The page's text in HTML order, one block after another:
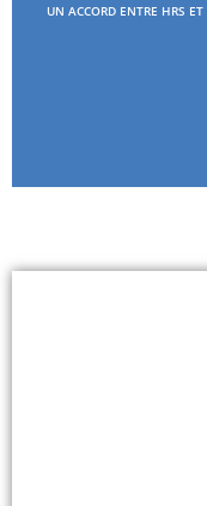
UN ACCORD ENTRE HRS